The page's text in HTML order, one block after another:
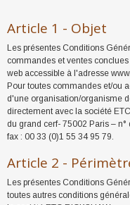
Article 1 - Objet
Les présentes Conditions
commandes et ventes
web accessible à l'adresse
Pour toutes commandes et/ou
d'une organisation/organisme
directement avec la société
du grand cerf- 75002 Paris –
fax : 00 33 (0)1 55 34 95 79.
Article 2 -
Les présentes Conditions
toutes autres conditions